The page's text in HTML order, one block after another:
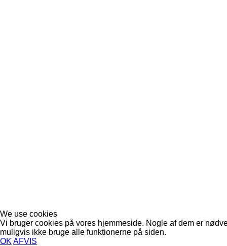
We use cookies
Vi bruger cookies på vores hjemmeside. Nogle af dem er
muligvis ikke bruge alle funktionerne på siden.
OK AFVIS